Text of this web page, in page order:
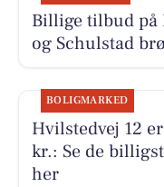
Billige tilbud på
og Schulstad
BOLIGMARKED
Hvilstedvej 12
kr.: Se de
her